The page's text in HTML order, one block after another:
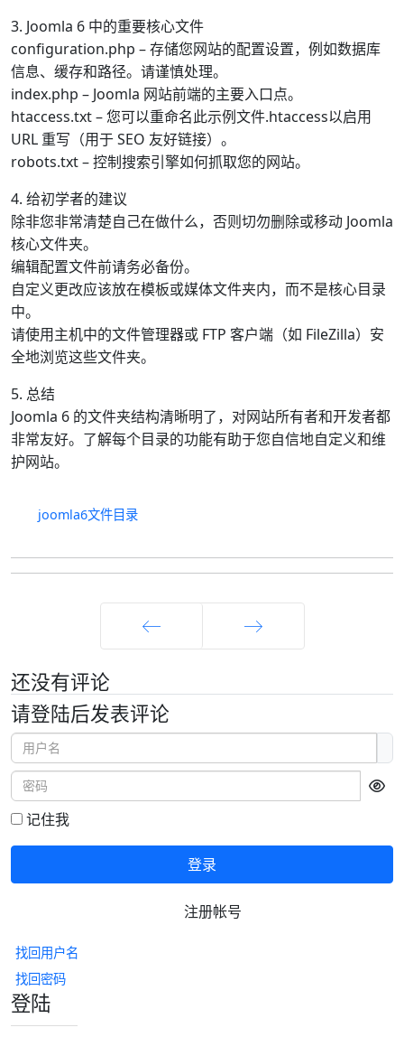
3. Joomla 6 中的重要核心文件
configuration.php – 存储您网站的配置设置，例如数据库
信息、缓存和路径。请谨慎处理。
index.php – Joomla 网站前端的主要入口点。
htaccess.txt – 您可以重命名此示例文件.htaccess以启用
URL 重写（用于 SEO 友好链接）。
robots.txt – 控制搜索引擎如何抓取您的网站。
4. 给初学者的建议
除非您非常清楚自己在做什么，否则切勿删除或移动 Joomla
核心文件夹。
编辑配置文件前请务必备份。
自定义更改应该放在模板或媒体文件夹内，而不是核心目录
中。
请使用主机中的文件管理器或 FTP 客户端（如 FileZilla）安
全地浏览这些文件夹。
5. 总结
Joomla 6 的文件夹结构清晰明了，对网站所有者和开发者都
非常友好。了解每个目录的功能有助于您自信地自定义和维
护网站。
joomla6文件目录
还没有评论
请登陆后发表评论
用户名
密码
记住我
登录
注册帐号
找回用户名
找回密码
登陆